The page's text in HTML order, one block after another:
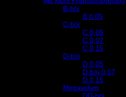
B-böj
B 0.05
C-böj
C 0,05
C 0,07
C 0,15
D-böj
D 0,05
D-böj 0,07
D 0,15
Megavolym